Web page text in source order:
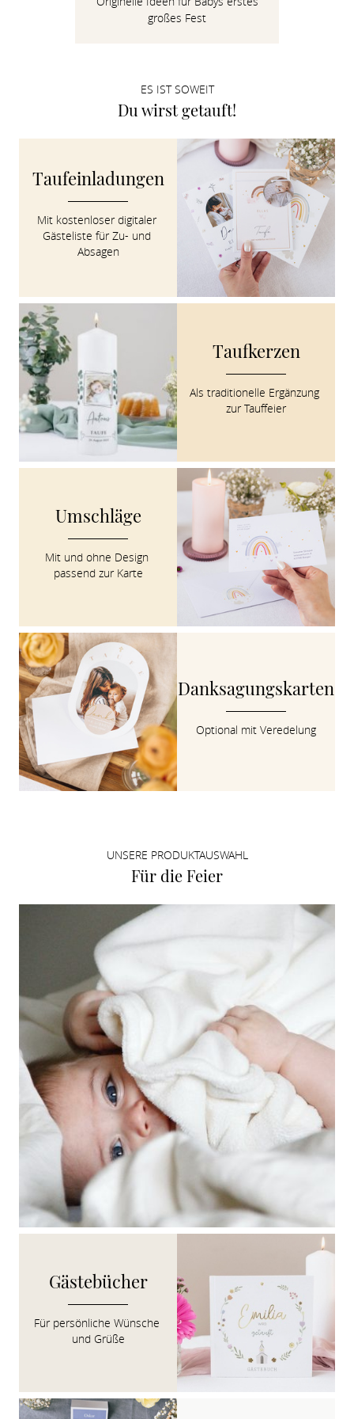
großes Fest
ES IST SOWEIT
Du wirst getauft!
Taufeinladungen
Mit kostenloser digitaler
Gästeliste für Zu- und
Absagen
Taufkerzen
Als traditionelle Ergänzung
zur Tauffeier
Umschläge
Mit und ohne Design
passend zur Karte
Danksagungskarten
Optional mit Veredelung
UNSERE PRODUKTAUSWAHL
Für die Feier
Gästebücher
Für persönliche Wünsche
und Grüße